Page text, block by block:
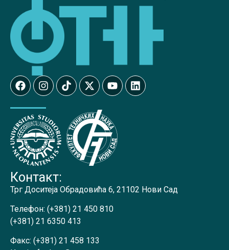
Контакт:
Трг Доситеја Обрадовића 6, 21102 Нови Сад
Телефон: (+381) 21 450 810
(+381) 21 6350 413
Факс: (+381) 21 458 133